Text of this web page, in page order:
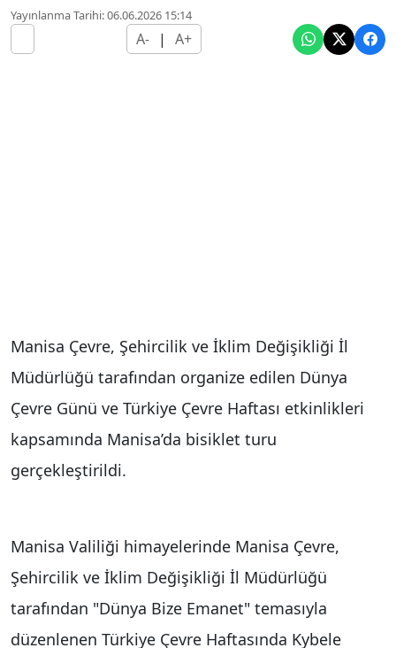
Yayınlanma Tarihi: 06.06.2026 15:14
A- | A+
Manisa Çevre, Şehircilik ve İklim Değişikliği İl
Müdürlüğü tarafından organize edilen Dünya
Çevre Günü ve Türkiye Çevre Haftası etkinlikleri
kapsamında Manisa’da bisiklet turu
gerçekleştirildi.
Manisa Valiliği himayelerinde Manisa Çevre,
Şehircilik ve İklim Değişikliği İl Müdürlüğü
tarafından "Dünya Bize Emanet" temasıyla
düzenlenen Türkiye Çevre Haftasında Kybele